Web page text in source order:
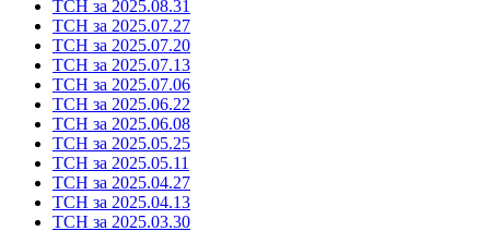
ТСН за 2025.08.31
ТСН за 2025.07.27
ТСН за 2025.07.20
ТСН за 2025.07.13
ТСН за 2025.07.06
ТСН за 2025.06.22
ТСН за 2025.06.08
ТСН за 2025.05.25
ТСН за 2025.05.11
ТСН за 2025.04.27
ТСН за 2025.04.13
ТСН за 2025.03.30